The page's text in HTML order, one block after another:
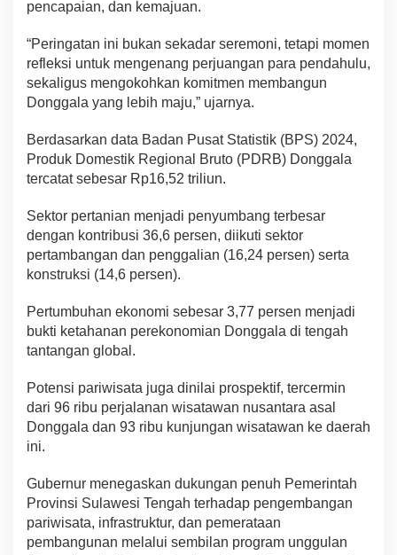
pencapaian, dan kemajuan.
“Peringatan ini bukan sekadar seremoni, tetapi momen
refleksi untuk mengenang perjuangan para pendahulu,
sekaligus mengokohkan komitmen membangun
Donggala yang lebih maju,” ujarnya.
Berdasarkan data Badan Pusat Statistik (BPS) 2024,
Produk Domestik Regional Bruto (PDRB) Donggala
tercatat sebesar Rp16,52 triliun.
Sektor pertanian menjadi penyumbang terbesar
dengan kontribusi 36,6 persen, diikuti sektor
pertambangan dan penggalian (16,24 persen) serta
konstruksi (14,6 persen).
Pertumbuhan ekonomi sebesar 3,77 persen menjadi
bukti ketahanan perekonomian Donggala di tengah
tantangan global.
Potensi pariwisata juga dinilai prospektif, tercermin
dari 96 ribu perjalanan wisatawan nusantara asal
Donggala dan 93 ribu kunjungan wisatawan ke daerah
ini.
Gubernur menegaskan dukungan penuh Pemerintah
Provinsi Sulawesi Tengah terhadap pengembangan
pariwisata, infrastruktur, dan pemerataan
pembangunan melalui sembilan program unggulan